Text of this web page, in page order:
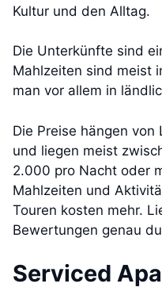
Kultur und den Alltag.
Die Unterkünfte sind
Mahlzeiten sind meist
man vor allem in
Die Preise hängen
und liegen meist
2.000 pro Nacht oder
Mahlzeiten und
Touren kosten mehr.
Bewertungen genau
Serviced